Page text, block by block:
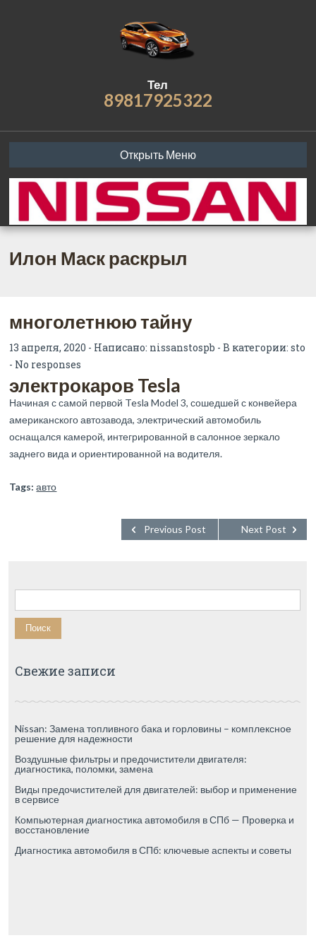
Тел
89817925322
Открыть Меню
Илон Маск раскрыл
многолетнюю тайну
электрокаров Tesla
13 апреля, 2020 - Написано: nissanstospb - В категории:sto
- No responses
Начиная с самой первой Tesla Model 3, сошедшей с конвейера
американского автозавода, электрический автомобиль
оснащался камерой, интегрированной в салонное зеркало
заднего вида и ориентированной на водителя.
Tags: авто
Next Post
Previous Post
Найти:
Свежие записи
Nissan: Замена топливного бака и горловины – комплексное
решение для надежности
Воздушные фильтры и предочистители двигателя:
диагностика, поломки, замена
Виды предочистителей для двигателей: выбор и применение
в сервисе
Компьютерная диагностика автомобиля в СПб — Проверка и
восстановление
Диагностика автомобиля в СПб: ключевые аспекты и советы